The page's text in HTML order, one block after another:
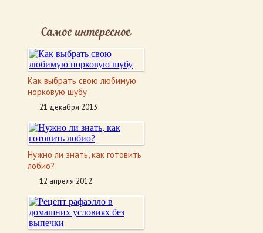
Самое интересное
Как выбрать свою любимую
норковую шубу
21 декабря 2013
Нужно ли знать, как готовить
лобио?
12 апреля 2012